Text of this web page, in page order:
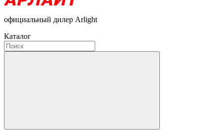
официальный дилер Arlight
Каталог